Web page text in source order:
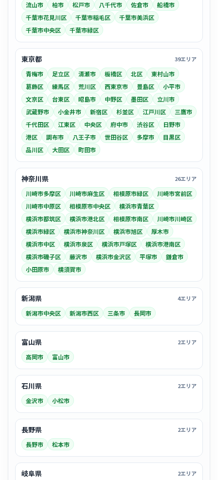
流山市 柏市 松戸市 八千代市 佐倉市
船橋市
千葉市花見川区
千葉市稲毛区
千葉市美浜区
千葉市中央区
千葉市緑区
東京都 39エリア
青梅市 足立区 清瀬市 板橋区 北区
東村山市
葛飾区
練馬区 荒川区 西東京市 豊島区
小平市
文京区
台東区 昭島市 中野区 墨田区
立川市
武蔵野市
小金井市 新宿区 杉並区 江戸川区
三鷹市
千代田区
江東区 中央区 府中市 渋谷区
日野市
港区
調布市 八王子市 世田谷区 多摩市
目黒区
品川区
大田区 町田市
神奈川県 26エリア
川崎市多摩区 川崎市麻生区 相模原市緑区
川崎市宮前区
川崎市中原区
相模原市中央区
横浜市青葉区
横浜市都筑区
横浜市港北区 相模原市南区
川崎市川崎区
横浜市緑区
横浜市神奈川区 横浜市旭区
厚木市
横浜市中区
横浜市泉区 横浜市戸塚区
横浜市港南区
横浜市磯子区
藤沢市 横浜市金沢区 平塚市
鎌倉市
小田原市
横須賀市
新潟県 4エリア
新潟市中央区 新潟市西区 三条市 長岡市
富山県 2エリア
高岡市 富山市
石川県 2エリア
金沢市 小松市
長野県 2エリア
長野市 松本市
岐阜県 2エリア